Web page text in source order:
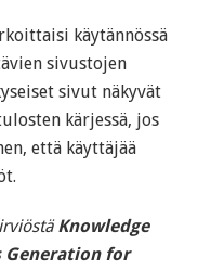
käytännössä
sivustojen
sivut näkyvät
kärjessä, jos
että käyttäjää
Knowledge
Generation for